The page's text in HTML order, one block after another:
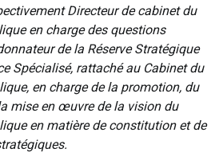
Directeur de cabinet du
en charge des questions
de la Réserve Stratégique
Spécialisé, rattaché au Cabinet du
en charge de la promotion, du
mise en œuvre de la vision du
en matière de constitution et de